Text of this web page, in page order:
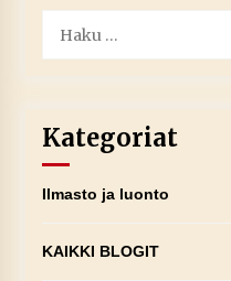
Kategoriat
Ilmasto ja luonto
KAIKKI BLOGIT